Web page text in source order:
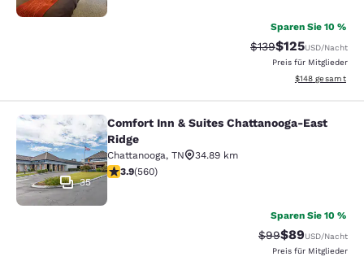
Sparen Sie 10 %
Durchgestrichener
$139Vergünstigter
$125USD/Nacht
Preis für Mitglieder
Geschätzte
$148 gesamt
Comfort Inn & Suites Chattanooga-
35
Comfort Inn & Suites Chattanooga-East
Ridge
Chattanooga, TN
34.89 km
3.91-Sterne-Bewertung. Gut. 560 Bewertungen
3.9(560)
Sparen Sie 10 %
Durchgestrichener
$99Vergünstigter
$89USD/Nacht
Preis für Mitglieder